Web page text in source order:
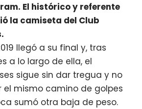
El histórico y referente
la camiseta del Club
llegó a su final y, tras
a lo largo de ella, el
sigue sin dar tregua y no
mismo camino de golpes
sumó otra baja de peso.